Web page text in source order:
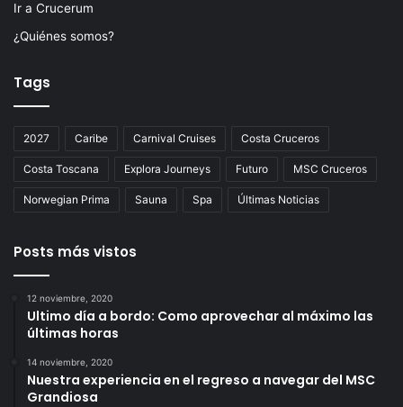
Ir a Crucerum
¿Quiénes somos?
Tags
2027 Caribe Carnival Cruises Costa Cruceros
Costa Toscana Explora Journeys Futuro MSC Cruceros
Norwegian Prima Sauna Spa Últimas Noticias
Posts más vistos
12 noviembre, 2020
Ultimo día a bordo: Como aprovechar al máximo las
últimas horas
14 noviembre, 2020
Nuestra experiencia en el regreso a navegar del MSC
Grandiosa